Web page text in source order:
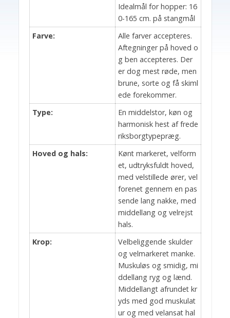
Idealmål for hopper: 16
0-165 cm. på stangmål
Farve:
Alle farver accepteres.
Aftegninger på hoved o
g ben accepteres. Der
er dog mest røde, men
brune, sorte og få skiml
ede forekommer.
Type:
En middelstor, køn og
harmonisk hest af frede
riksborgtypepræg.
Hoved og hals:
Kønt markeret, velform
et, udtryksfuldt hoved,
med velstillede ører, vel
forenet gennem en pas
sende lang nakke, med
middellang og velrejst
hals.
Krop:
Velbeliggende skulder
og velmarkeret manke.
Muskuløs og smidig, mi
ddellang ryg og lænd.
Middellangt afrundet kr
yds med god muskulat
ur og med velansat hal